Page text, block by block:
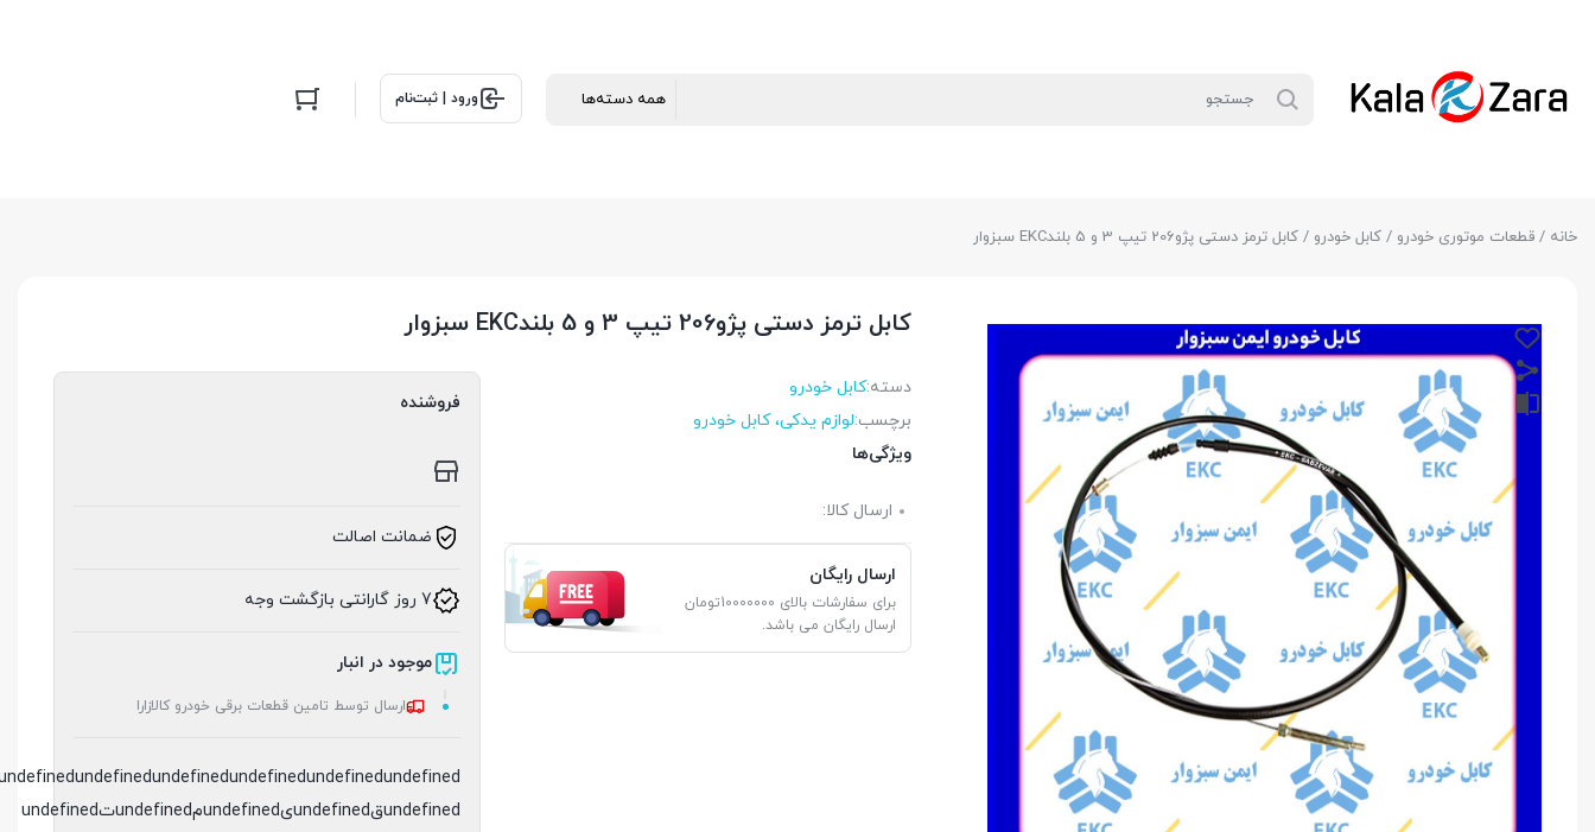
ورود | ثبت‌نام
خانه / قطعات موتوری خودرو / کابل خودرو / کابل ترمز دستی پژو206 تیپ 3 و 5 بلندEKC سبزوار
کابل ترمز دستی پژو206 تیپ 3 و 5 بلندEKC سبزوار
دسته:کابل خودرو
برچسب:لوازم یدکی، کابل خودرو
ویژگی‌ها
ارسال کالا:
ارسال رایگان
برای سفارشات بالای 10000000تومان
ارسال رایگان می باشد.
فروشنده
ضمانت اصالت
7 روز گارانتی بازگشت وجه
موجود در انبار
ارسال توسط تامین قطعات برقی خودرو کالازارا
undefinedundefinedundefinedundefined
undefinedقundefinedیundefinedمundefinedتundefined